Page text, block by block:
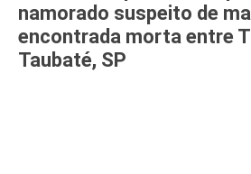
namorado suspeito de
encontrada morta entre
Taubaté, SP